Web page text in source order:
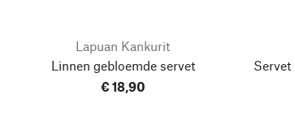
Lapuan Kankurit
Linnen gebloemde servet
€ 18,90
Servet